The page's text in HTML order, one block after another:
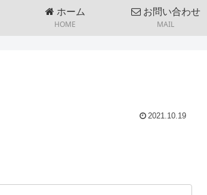
ホーム
HOME
お問い合わせ
MAIL
2021.10.19